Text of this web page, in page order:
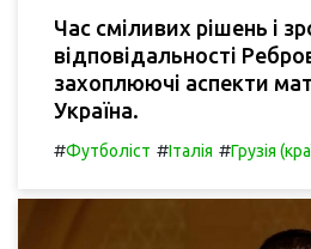
Час сміливих рішень і
відповідальності
захоплюючі аспекти
Україна.
#Футболіст #Італія #Грузія